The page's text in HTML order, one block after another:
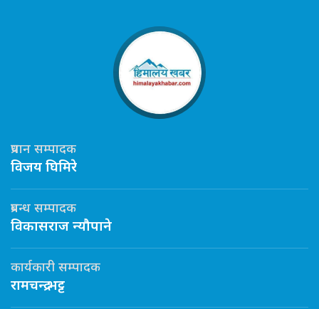
प्रधान सम्पादक
विजय घिमिरे
प्रबन्ध सम्पादक
विकासराज न्यौपाने
कार्यकारी सम्पादक
रामचन्द्र भट्ट